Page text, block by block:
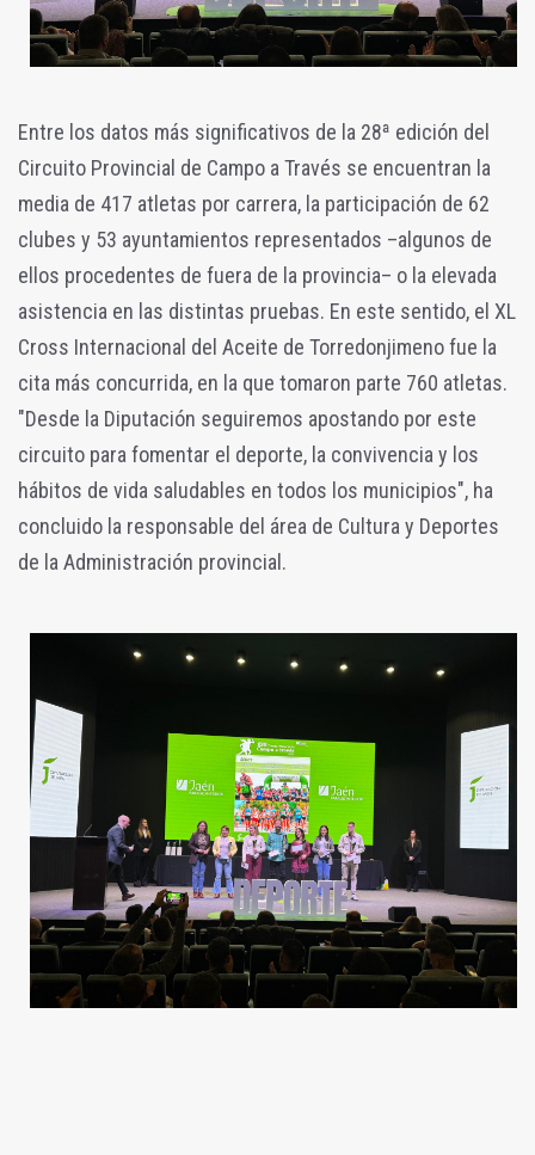
Entre los datos más significativos de la 28ª edición del
Circuito Provincial de Campo a Través se encuentran la
media de 417 atletas por carrera, la participación de 62
clubes y 53 ayuntamientos representados –algunos de
ellos procedentes de fuera de la provincia– o la elevada
asistencia en las distintas pruebas. En este sentido, el XL
Cross Internacional del Aceite de Torredonjimeno fue la
cita más concurrida, en la que tomaron parte 760 atletas.
"Desde la Diputación seguiremos apostando por este
circuito para fomentar el deporte, la convivencia y los
hábitos de vida saludables en todos los municipios", ha
concluido la responsable del área de Cultura y Deportes
de la Administración provincial.